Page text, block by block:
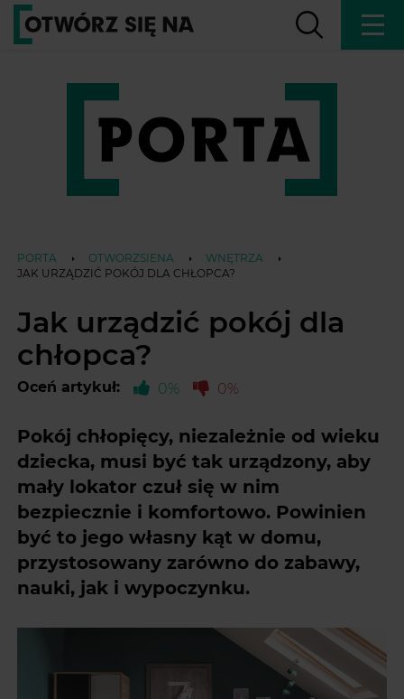
PORTA OTWORZSIENA
WNĘTRZA
JAK URZĄDZIĆ POKÓJ DLA CHŁOPCA?
Jak urządzić pokój dla
chłopca?
Oceń artykuł: 0% 0%
Pokój chłopięcy, niezależnie od wieku
dziecka, musi być tak urządzony, aby
mały lokator czuł się w nim
bezpiecznie i komfortowo. Powinien
być to jego własny kąt w domu,
przystosowany zarówno do zabawy,
nauki, jak i wypoczynku.